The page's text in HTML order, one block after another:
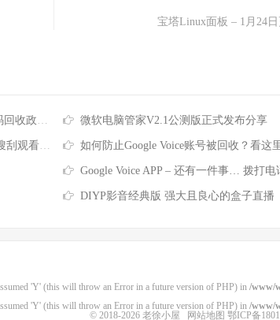
宝塔Linux面板 – 1月24
收的方法 微软电脑管家V2.1公测版正式发布分享
全指南 如何防止Google Voice账号被回收？看这
Google Voice APP – 还有一件事… 拨打电话前请验证您自己的电话号码 拨号要
DIYP影音经典版 强大且良心的盒子直播
'Y' (this will throw an Error in a future version of PHP) in /www/
'Y' (this will throw an Error in a future version of PHP) in /www/
© 2018-2026 老徐小屋 网站地图 鄂ICP备